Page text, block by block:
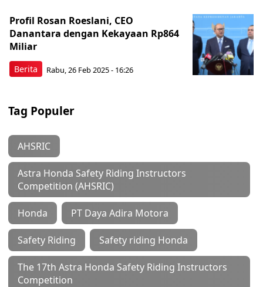
Berita
Profil Rosan Roeslani, CEO
Danantara dengan Kekayaan Rp864
Miliar
Rabu, 26 Feb 2025 - 16:26
Tag Populer
AHSRIC
Astra Honda Safety Riding Instructors
Competition (AHSRIC)
Honda PT Daya Adira Motora
Safety Riding Safety riding Honda
The 17th Astra Honda Safety Riding Instructors
Competition